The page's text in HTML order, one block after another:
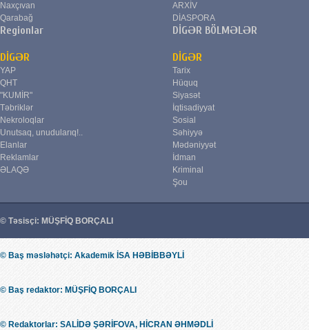
Naxçıvan
Qarabağ
Regionlar
ARXİV
DİASPORA
DİGƏR BÖLMƏLƏR
DİGƏR
YAP
QHT
"KUMİR"
Təbriklər
Nekroloqlar
Unutsaq, unudularıq!..
Elanlar
Reklamlar
ƏLAQƏ
DİGƏR
Tarix
Hüquq
Siyasət
İqtisadiyyat
Sosial
Səhiyyə
Mədəniyyət
İdman
Kriminal
Şou
© Təsisçi: MÜŞFİQ BORÇALI
© Baş məsləhətçi: Akademik İSA HƏBİBBƏYLİ
© Baş redaktor: MÜŞFİQ BORÇALI
© Redaktorlar: SALİDƏ ŞƏRİFOVA, HİCRAN ƏHMƏDLİ